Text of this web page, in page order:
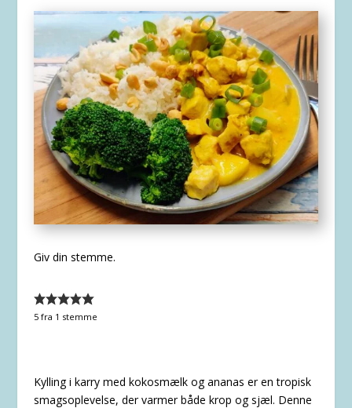
Giv din stemme.
5fra 1 stemme
Kylling i karry med kokosmælk og ananas er en tropisk
smagsoplevelse, der varmer både krop og sjæl. Denne